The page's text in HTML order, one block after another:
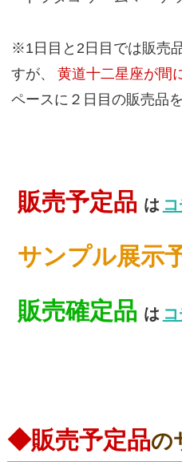
※1日目と2日目では販売
すが、
黄道十二星座が間
ペースに２日目の販売品
販売予定品 は
サンプル展示
販売確定品 は
◆販売予定品の